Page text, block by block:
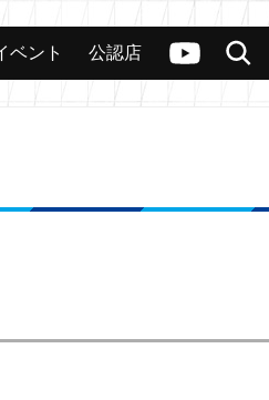
ヴァンガードch
検索
公認店舗 その他
ベント 公認店